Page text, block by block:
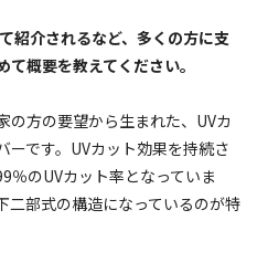
紹介されるなど、多くの方に支
概要を教えてください。
の方の要望から生まれた、UVカ
ーです。UVカット効果を持続さ
％のUVカット率となっていま
二部式の構造になっているのが特